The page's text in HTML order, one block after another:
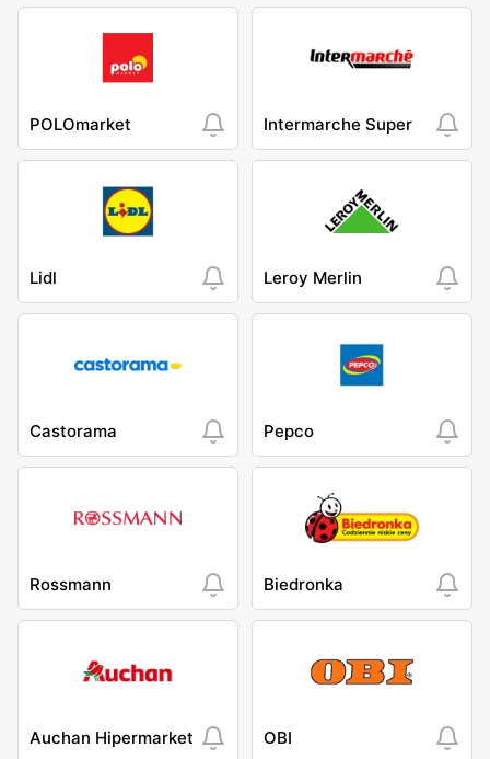
POLOmarket Intermarche Super
Lidl Leroy Merlin
Castorama Pepco
Rossmann Biedronka
Auchan Hipermarket OBI